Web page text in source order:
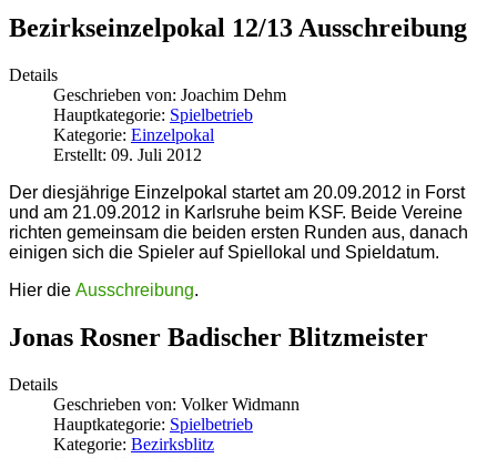
Bezirkseinzelpokal 12/13 Ausschreibung
Details
Geschrieben von: Joachim Dehm
Hauptkategorie: Spielbetrieb
Kategorie: Einzelpokal
Erstellt: 09. Juli 2012
Der diesjährige Einzelpokal startet am 20.09.2012 in Forst
und am 21.09.2012 in Karlsruhe beim KSF. Beide Vereine
richten gemeinsam die beiden ersten Runden aus, danach
einigen sich die Spieler auf Spiellokal und Spieldatum.
Hier die Ausschreibung.
Jonas Rosner Badischer Blitzmeister
Details
Geschrieben von: Volker Widmann
Hauptkategorie: Spielbetrieb
Kategorie: Bezirksblitz